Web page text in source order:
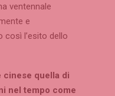
ventennale
e
così l’esito dello
cinese quella di
nel tempo come